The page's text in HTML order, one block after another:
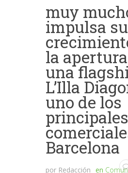
muy
impulsa su
la
una
L’Illa
uno de los
Barcelona
por Redacción en